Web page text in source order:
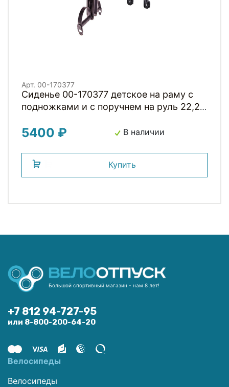
Арт. 00-170377
Сиденье 00-170377 детское на раму с
подножками и с поручнем на руль 22,2-
5400 ₽ В наличии
Купить
Большой спортивный магазин - нам 8 лет!
+7 812 94-727-95
или 8-800-200-64-20
Велосипеды
Велосипеды